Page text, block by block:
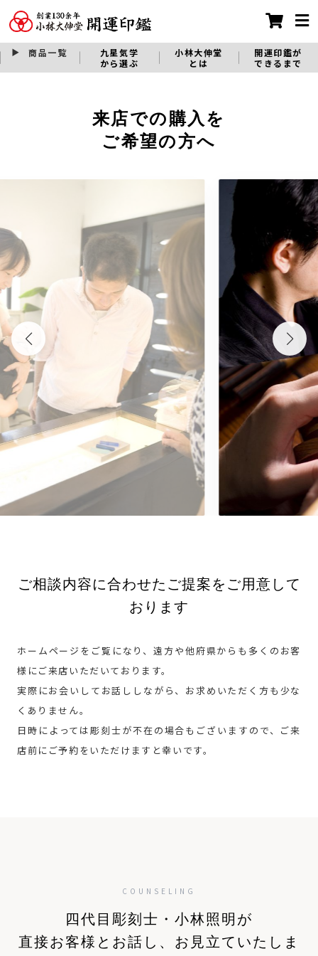
商品一覧
九星気学
から選ぶ
小林大伸堂
とは
開運印鑑が
できるまで
来店での購入を
ご希望の方へ
ご相談内容に合わせたご提案をご用意して
おります
ホームページをご覧になり、遠方や他府県からも多くのお客
様にご来店いただいております。
実際にお会いしてお話ししながら、お求めいただく方も少な
くありません。
日時によっては彫刻士が不在の場合もございますので、ご来
店前にご予約をいただけますと幸いです。
COUNSELING
四代目彫刻士・小林照明が
直接お客様とお話し、お見立ていたしま